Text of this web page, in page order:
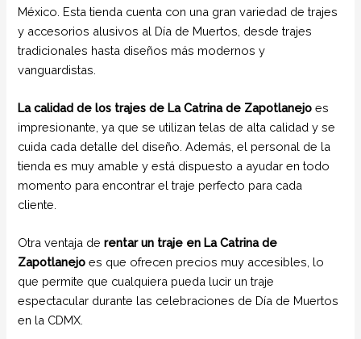
México. Esta tienda cuenta con una gran variedad de trajes
y accesorios alusivos al Día de Muertos, desde trajes
tradicionales hasta diseños más modernos y
vanguardistas.
La calidad de los trajes de La Catrina de Zapotlanejo es
impresionante, ya que se utilizan telas de alta calidad y se
cuida cada detalle del diseño. Además, el personal de la
tienda es muy amable y está dispuesto a ayudar en todo
momento para encontrar el traje perfecto para cada
cliente.
Otra ventaja derentar un traje en La Catrina de
Zapotlanejo es que ofrecen precios muy accesibles, lo
que permite que cualquiera pueda lucir un traje
espectacular durante las celebraciones de Día de Muertos
en la CDMX.